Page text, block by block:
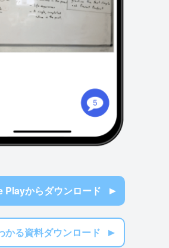
Playからダウンロード
かる資料ダウンロード